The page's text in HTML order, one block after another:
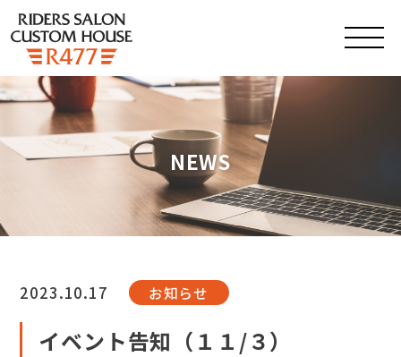
NEWS
2023.10.17 お知らせ
イベント告知（１１/３）